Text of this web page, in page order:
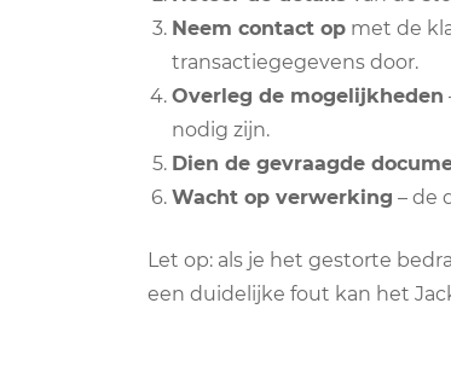
Neem contact op met de
transactiegegevens door.
Overleg de mogelijkheden
nodig zijn.
Dien de gevraagde
Wacht op verwerking – de
Let op: als je het gestorte
een duidelijke fout kan het